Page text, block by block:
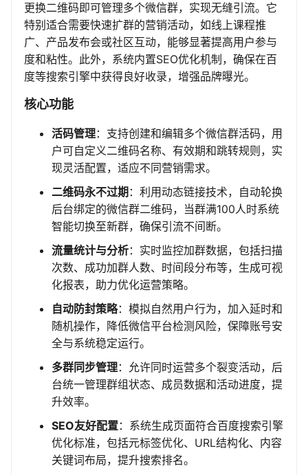
更换二维码即可管理多个微信群，实现无缝引流。它
特别适合需要快速扩群的营销活动，如线上课程推
广、产品发布会或社区互动，能够显著提高用户参与
度和粘性。此外，系统内置SEO优化机制，确保在百
度等搜索引擎中获得良好收录，增强品牌曝光。
核心功能
活码管理：支持创建和编辑多个微信群活码，用
户可自定义二维码名称、有效期和跳转规则，实
现灵活配置，适应不同营销需求。
二维码永不过期 ：利用动态链接技术，自动轮换
后台绑定的微信群二维码，当群满100人时系统
智能切换至新群，确保引流不间断。
流量统计与分析：实时监控加群数据，包括扫描
次数、成功加群人数、时间段分布等，生成可视
化报表，助力优化运营策略。
自动防封策略：模拟自然用户行为，加入延时和
随机操作，降低微信平台检测风险，保障账号安
全与系统稳定运行。
多群同步管理：允许同时运营多个裂变活动，后
台统一管理群组状态、成员数据和活动进度，提
升效率。
SEO友好配置：系统生成页面符合百度搜索引擎
优化标准，包括元标签优化、URL结构化、内容
关键词布局，提升搜索排名。